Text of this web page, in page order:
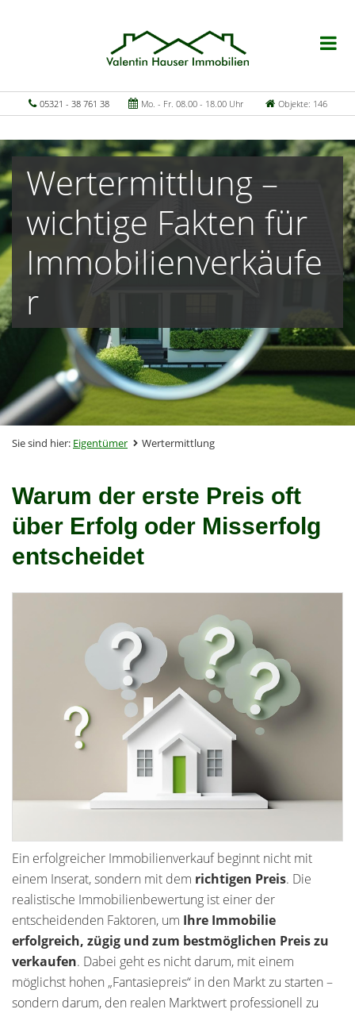
05321 - 38 761 38 Mo. - Fr. 08.00 - 18.00 Uhr Objekte: 146
Wertermittlung –
wichtige Fakten für
Immobilienverkäufe
r
Sie sind hier: Eigentümer Wertermittlung
Warum der erste Preis oft
über Erfolg oder Misserfolg
entscheidet
Ein erfolgreicher Immobilienverkauf beginnt nicht mit
einem Inserat, sondern mit dem richtigen Preis. Die
realistische Immobilienbewertung ist einer der
entscheidenden Faktoren, um Ihre Immobilie
erfolgreich, zügig und zum bestmöglichen Preis zu
verkaufen. Dabei geht es nicht darum, mit einem
möglichst hohen „Fantasiepreis“ in den Markt zu starten –
sondern darum, den realen Marktwert professionell zu